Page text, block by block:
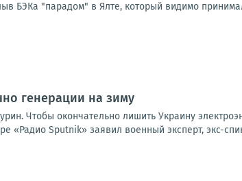
БЭКа "парадом" в Ялте, который видимо
генерации на зиму
Чтобы окончательно лишить Украину
«Радио Sputnik» заявил военный эксперт, экс-